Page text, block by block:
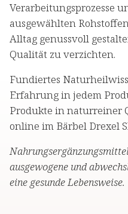
Verarbeitungsprozesse
ausgewählten
Alltag genussvoll
Qualität zu verzichten.
Fundiertes
Erfahrung in jedem
Produkte in naturreiner
online im Bärbel Drexel
ausgewogene und
eine gesunde Lebensweise.